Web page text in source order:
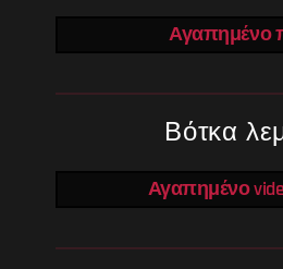
Αγαπημένο
Βότκα
Αγαπημένο